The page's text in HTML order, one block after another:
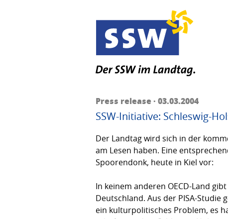
Press release · 03.03.2004
SSW-Initiative: Schleswig-
Der Landtag wird sich in der
am Lesen haben. Eine
Spoorendonk, heute in Kiel vor:
In keinem anderen OECD-Land
Deutschland. Aus der PISA-Studie
ein kulturpolitisches Problem, es